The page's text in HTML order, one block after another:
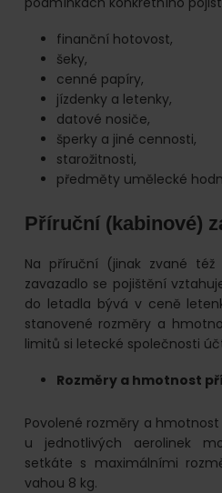
finanční hotovost,
šeky,
cenné papíry,
jízdenky a letenky,
datové nosiče,
šperky a jiné cennosti,
starožitnosti,
předměty umělecké
Příruční (kabinové)
Na příruční (jinak zvané též
zavazadlo se pojištění
do letadla bývá v ceně
stanovené rozměry a
limitů si letecké společnosti
Rozměry a hmotnost
Povolené rozměry a
u jednotlivých aerolinek
setkáte s maximálními
vahou 8 kg.